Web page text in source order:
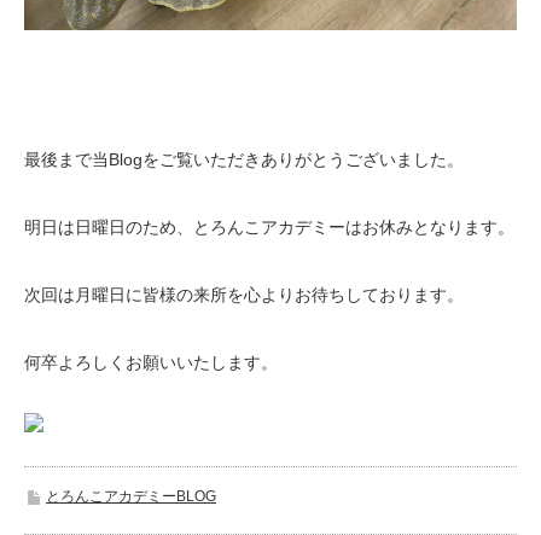
最後まで当Blogをご覧いただきありがとうございました。
明日は日曜日のため、とろんこアカデミーはお休みとなります。
次回は月曜日に皆様の来所を心よりお待ちしております。
何卒よろしくお願いいたします。
とろんこアカデミーBLOG